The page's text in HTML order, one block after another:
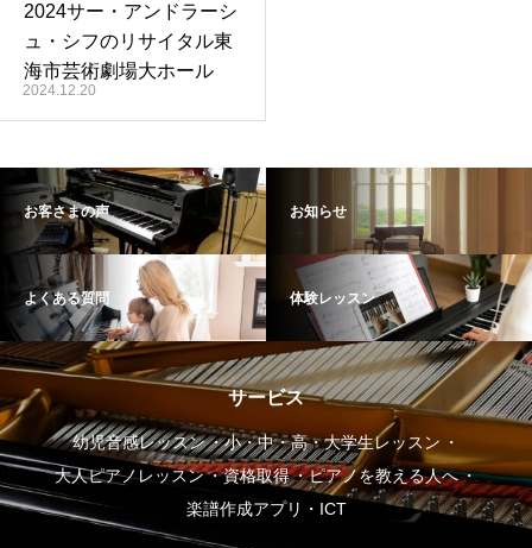
2024サー・アンドラーシ
ュ・シフのリサイタル東
海市芸術劇場大ホール
2024.12.20
お客さまの声 お知らせ
よくある質問 体験レッスン
サービス
幼児音感レッスン
小・中・高・大学生レッスン
大人ピアノレッスン
資格取得
ピアノを教える人へ
楽譜作成アプリ・ICT